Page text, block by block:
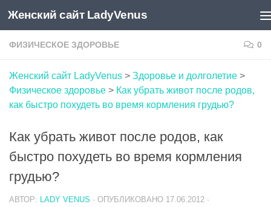
Skip to content
Женский сайт LadyVenus
ФИЗИЧЕСКОЕ ЗДОРОВЬЕ 0
Женский сайт LadyVenus > Здоровье и долголетие >
Физическое здоровье > Как убрать живот после родов,
как быстро похудеть во время кормления грудью?
Как убрать живот после родов, как
быстро похудеть во время кормления
грудью?
АВТОР: LADY VENUS · ОПУБЛИКОВАНО 17.06.2012 ·